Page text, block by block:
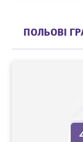
ПОЛЬОВІ